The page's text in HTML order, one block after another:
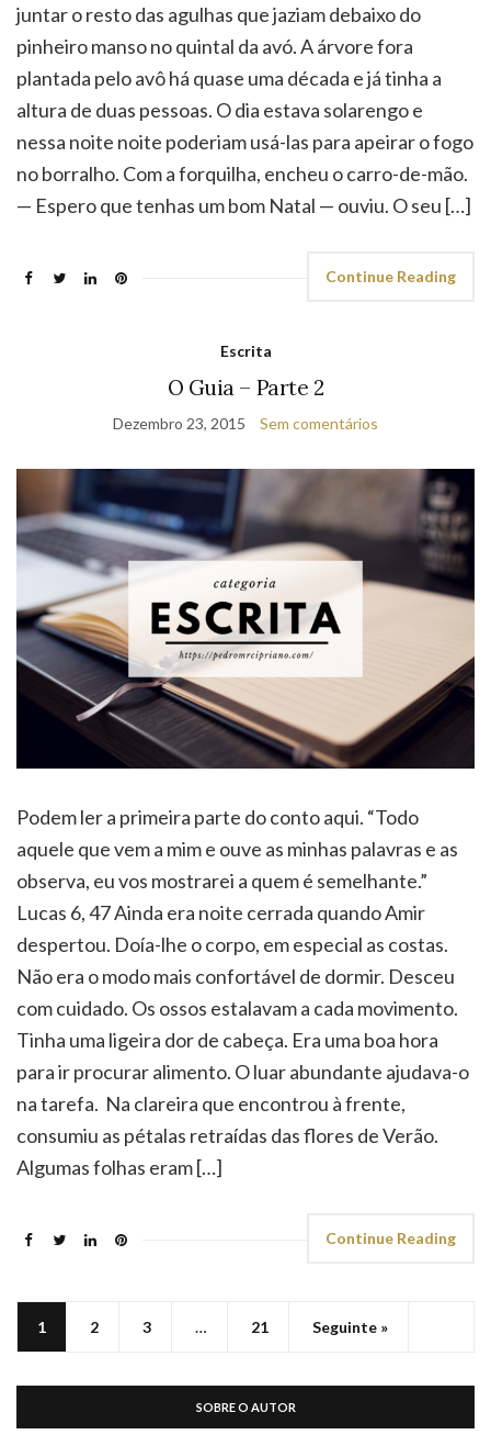
juntar o resto das agulhas que jaziam debaixo do
pinheiro manso no quintal da avó. A árvore fora
plantada pelo avô há quase uma década e já tinha a
altura de duas pessoas. O dia estava solarengo e
nessa noite noite poderiam usá-las para apeirar o fogo
no borralho. Com a forquilha, encheu o carro-de-mão.
— Espero que tenhas um bom Natal — ouviu. O seu […]
Continue Reading
Escrita
O Guia – Parte 2
Dezembro 23, 2015 Sem comentários
Podem ler a primeira parte do conto aqui. “Todo
aquele que vem a mim e ouve as minhas palavras e as
observa, eu vos mostrarei a quem é semelhante.”
Lucas 6, 47 Ainda era noite cerrada quando Amir
despertou. Doía-lhe o corpo, em especial as costas.
Não era o modo mais confortável de dormir. Desceu
com cuidado. Os ossos estalavam a cada movimento.
Tinha uma ligeira dor de cabeça. Era uma boa hora
para ir procurar alimento. O luar abundante ajudava-o
na tarefa. Na clareira que encontrou à frente,
consumiu as pétalas retraídas das flores de Verão.
Algumas folhas eram […]
Continue Reading
1 2 3 … 21 Seguinte »
SOBRE O AUTOR